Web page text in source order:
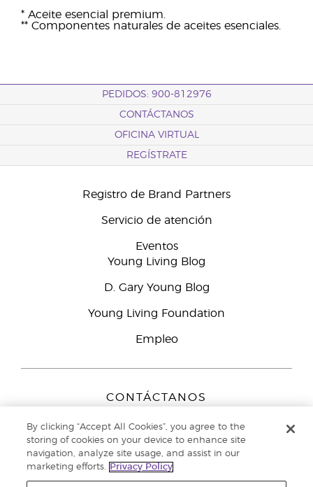
* Aceite esencial premium.
** Componentes naturales de aceites esenciales.
PEDIDOS: 900-812976
CONTÁCTANOS
OFICINA VIRTUAL
REGÍSTRATE
Registro de Brand Partners
Servicio de atención
Eventos
Young Living Blog
D. Gary Young Blog
Young Living Foundation
Empleo
CONTÁCTANOS
Peizerweg 97
9727 AJ Groningen
Netherlands
Servicio de atención:900-812976
By clicking “Accept All Cookies”, you agree to the
storing of cookies on your device to enhance site
navigation, analyze site usage, and assist in our
marketing efforts.
Privacy Policy